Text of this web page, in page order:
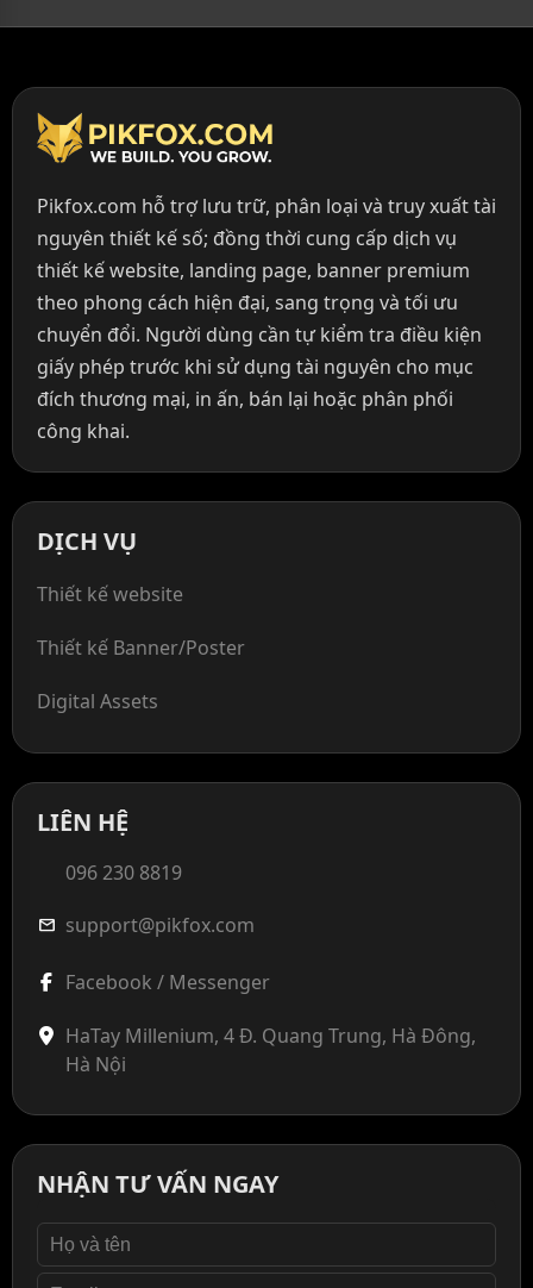
Pikfox.com hỗ trợ lưu trữ, phân loại và truy xuất tài
nguyên thiết kế số; đồng thời cung cấp dịch vụ
thiết kế website, landing page, banner premium
theo phong cách hiện đại, sang trọng và tối ưu
chuyển đổi. Người dùng cần tự kiểm tra điều kiện
giấy phép trước khi sử dụng tài nguyên cho mục
đích thương mại, in ấn, bán lại hoặc phân phối
công khai.
DỊCH VỤ
Thiết kế website
Thiết kế Banner/Poster
Digital Assets
LIÊN HỆ
096 230 8819
mail support@pikfox.com
Facebook / Messenger
HaTay Millenium, 4 Đ. Quang Trung, Hà Đông,
Hà Nội
NHẬN TƯ VẤN NGAY